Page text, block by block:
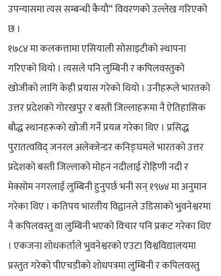
उपन्यासमा त्यस सम्बन्धी कैयौ“ विवरणको उल्लेख गरिएको
छ ।
१७८४ मा कलकत्तामा एसियाली सोसाइटीको स्थापना
गरिएको थियो । त्यसले पनि लुम्बिनी र कपिलवस्तुको
खोजीको लागि केही प्रयास गरेको थियो । उनीहरूले भारतको
उत्तर प्रदेशको गोरखपुर र बस्ती जिल्लाहरूमा नै ऐतिहासिक
बौद्ध स्थानहरूको खोजी गर्ने प्रयत्न गरेका थिए । प्रसिद्ध
पुरातत्वविद् जनरल अलेक्जेन्डर कनिङ्घमले भारतको उत्तर
प्रदेशको बस्ती जिल्लाको मोहन नदीलाई रोहिणी नदी र
मेक्सोम नगरलाई लुम्बिनी हुनुपर्छ भनी सन् १९७४ मा अनुमान
गरेका थिए । कतिपय भारतीय विद्वानले उडिसाको भुवनेश्वरमा
नै कपिलवस्तु वा लुम्बिनी भएको विचार पनि प्रकट गरेका थिए
। एकजना शोधकर्ताले भुवनेश्वरको एउटा विश्वविद्यालयमा
प्रस्तुत गरेको पीएचडीको शोधपत्रमा लुम्बिनी र कपिलवस्तु